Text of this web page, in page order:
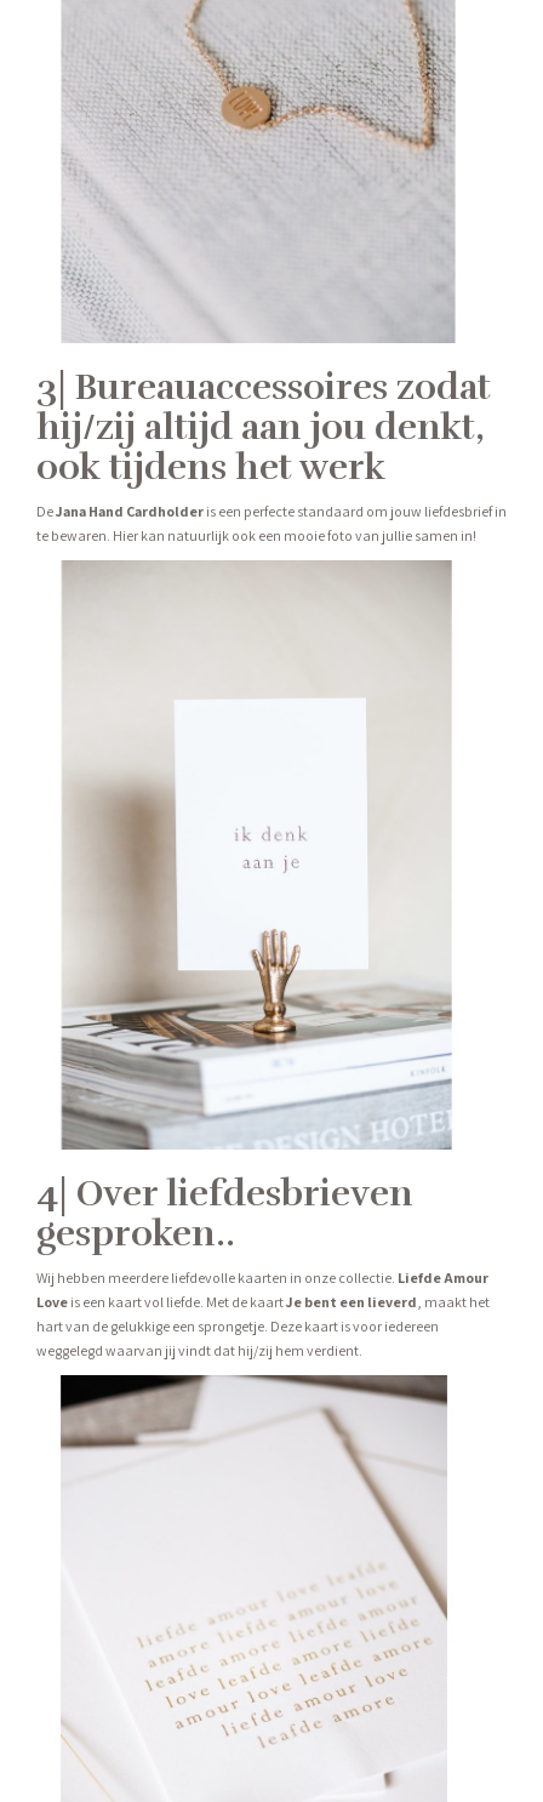
3| Bureauaccessoires zodat
hij/zij altijd aan jou denkt,
ook tijdens het werk
DeJana Hand Cardholder is een perfecte standaard om jouw liefdesbrief in
te bewaren. Hier kan natuurlijk ook een mooie foto van jullie samen in!
4| Over liefdesbrieven
gesproken..
Wij hebben meerdere liefdevolle kaarten in onze collectie. Liefde Amour
Love is een kaart vol liefde. Met de kaartJe bent een lieverd, maakt het
hart van de gelukkige een sprongetje. Deze kaart is voor iedereen
weggelegd waarvan jij vindt dat hij/zij hem verdient.